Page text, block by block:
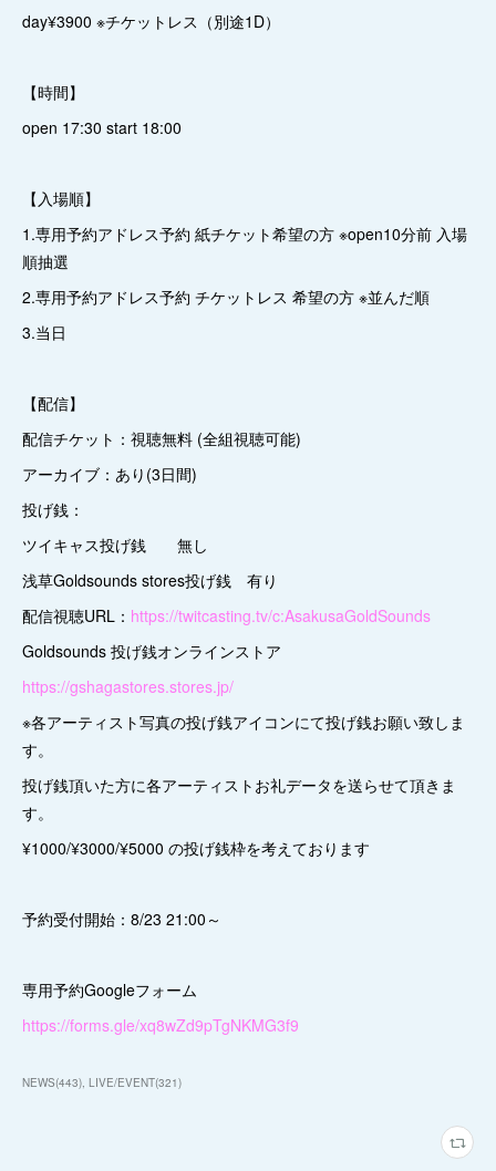
day¥3900 ※チケットレス（別途1D）
【時間】
open 17:30 start 18:00
【入場順】
1.専用予約アドレス予約 紙チケット希望の方 ※open10分前 入場
順抽選
2.専用予約アドレス予約 チケットレス 希望の方 ※並んだ順
3.当日
【配信】
配信チケット：視聴無料 (全組視聴可能)
アーカイブ：あり(3日間)
投げ銭：
ツイキャス投げ銭 無し
浅草Goldsounds stores投げ銭 有り
配信視聴URL： https://twitcasting.tv/c:AsakusaGoldSounds
Goldsounds 投げ銭オンラインストア
https://gshagastores.stores.jp/
※各アーティスト写真の投げ銭アイコンにて投げ銭お願い致しま
す。
投げ銭頂いた方に各アーティストお礼データを送らせて頂きま
す。
¥1000/¥3000/¥5000 の投げ銭枠を考えております
予約受付開始：8/23 21:00～
専用予約Googleフォーム
https://forms.gle/xq8wZd9pTgNKMG3f9
NEWS(443) LIVE/EVENT(321)